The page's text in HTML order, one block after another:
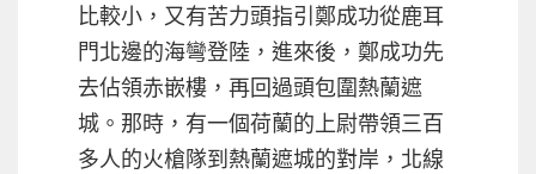
比較小，又有苦力頭指引鄭成功從鹿耳
門北邊的海彎登陸，進來後，鄭成功先
去佔領赤嵌樓，再回過頭包圍熱蘭遮
城。那時，有一個荷蘭的上尉帶領三百
多人的火槍隊到熱蘭遮城的對岸，北線